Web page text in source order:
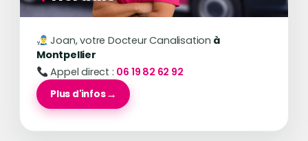
Joan, votre Docteur Canalisation à
Montpellier
Appel direct : 06 19 82 62 92
Plus d'infos